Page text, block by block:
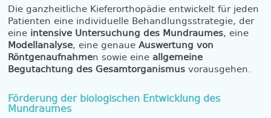
Die ganzheitliche Kieferorthopädie entwickelt für jeden
Patienten eine individuelle Behandlungsstrategie, der
eine intensive Untersuchung des Mundraumes, eine
Modellanalyse, eine genaueAuswertung von
Röntgenaufnahmen sowie eine allgemeine
Begutachtung des Gesamtorganismusvorausgehen.
Förderung der biologischen Entwicklung des
Mundraumes